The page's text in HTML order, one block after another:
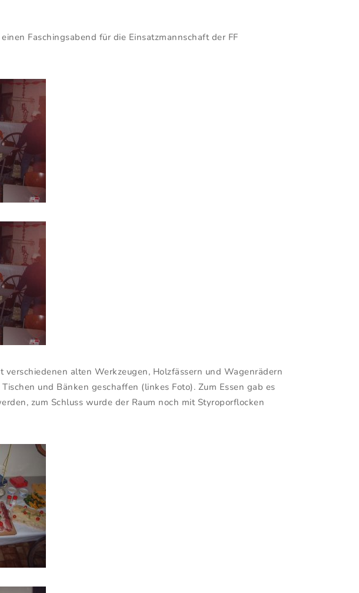
Faschingsabend für die Einsatzmannschaft der FF
alten Werkzeugen, Holzfässern und Wagenrädern
und Bänken geschaffen (linkes Foto). Zum Essen gab es
zum Schluss wurde der Raum noch mit Styroporflocken